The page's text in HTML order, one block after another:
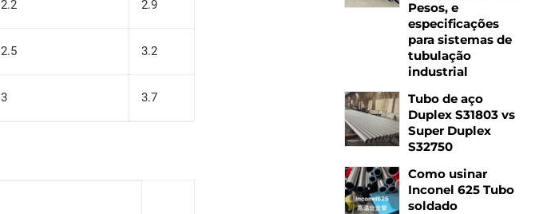
2.2 2.9
2.5 3.2
3 3.7
Pesos, e
especificações
para sistemas de
tubulação
industrial
Tubo de aço
Duplex S31803 vs
Super Duplex
S32750
Como usinar
Inconel 625 Tubo
soldado